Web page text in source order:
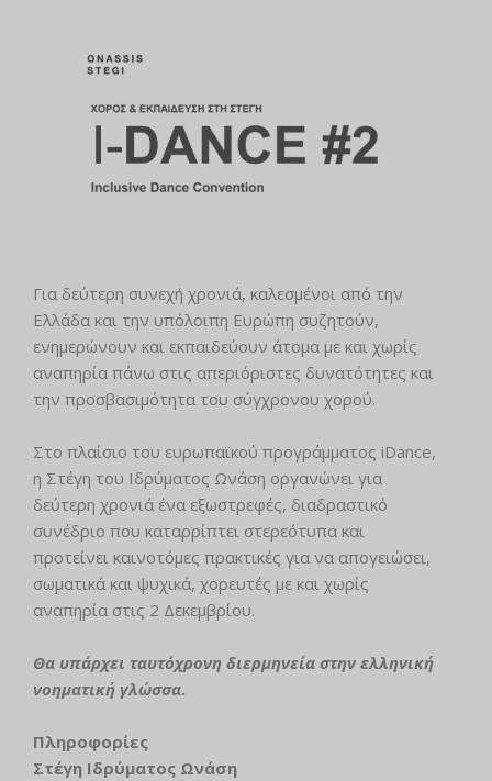
Για δεύτερη συνεχή χρονιά, καλεσμένοι από την
Ελλάδα και την υπόλοιπη Ευρώπη συζητούν,
ενημερώνουν και εκπαιδεύουν άτομα με και χωρίς
αναπηρία πάνω στις απεριόριστες δυνατότητες και
την προσβασιμότητα του σύγχρονου χορού.
Στο πλαίσιο του ευρωπαϊκού προγράμματος iDance,
η Στέγη του Ιδρύματος Ωνάση οργανώνει για
δεύτερη χρονιά ένα εξωστρεφές, διαδραστικό
συνέδριο που καταρρίπτει στερεότυπα και
προτείνει καινοτόμες πρακτικές για να απογειώσει,
σωματικά και ψυχικά, χορευτές με και χωρίς
αναπηρία στις 2 Δεκεμβρίου.
Θα υπάρχει ταυτόχρονη διερμηνεία στην ελληνική
νοηματική γλώσσα.
Πληροφορίες
Στέγη Ιδρύματος Ωνάση